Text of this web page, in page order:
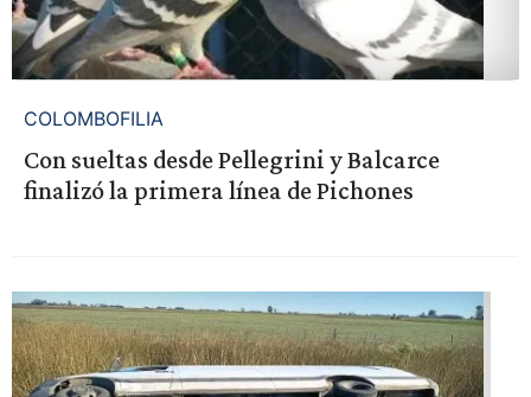
COLOMBOFILIA
Con sueltas desde Pellegrini y Balcarce
finalizó la primera línea de Pichones